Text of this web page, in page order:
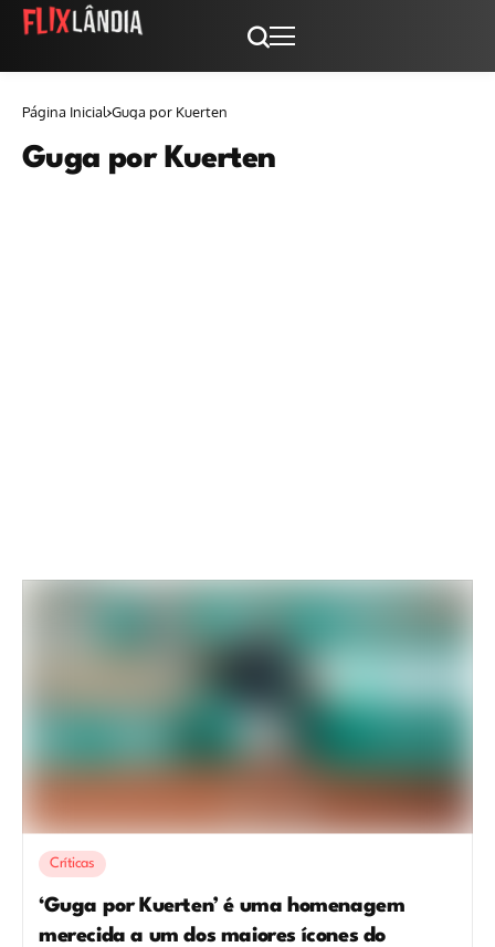
Página Inicial Guga por Kuerten
Guga por Kuerten
Críticas
‘Guga por Kuerten’ é uma homenagem
merecida a um dos maiores ícones do